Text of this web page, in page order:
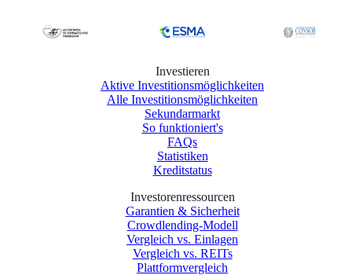
Investieren
Aktive Investitionsmöglichkeiten
Alle Investitionsmöglichkeiten
Sekundarmarkt
So funktioniert's
FAQs
Statistiken
Kreditstatus
Investorenressourcen
Garantien & Sicherheit
Crowdlending-Modell
Vergleich vs. Einlagen
Vergleich vs. REITs
Plattformvergleich